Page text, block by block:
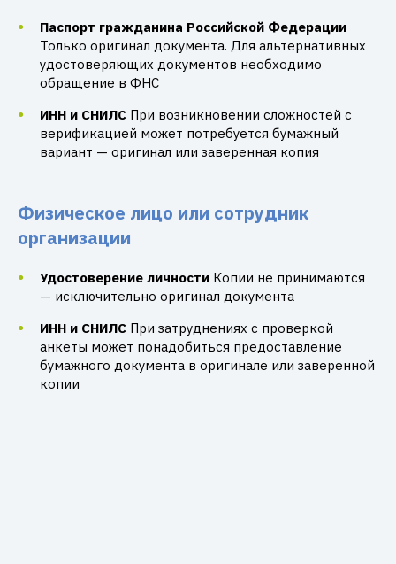
Паспорт гражданина Российской Федерации
Только оригинал документа. Для альтернативных
удостоверяющих документов необходимо
обращение в ФНС
ИНН и СНИЛС При возникновении сложностей с
верификацией может потребуется бумажный
вариант — оригинал или заверенная копия
Физическое лицо или сотрудник
организации
Удостоверение личности Копии не принимаются
— исключительно оригинал документа
ИНН и СНИЛС При затруднениях с проверкой
анкеты может понадобиться предоставление
бумажного документа в оригинале или заверенной
копии